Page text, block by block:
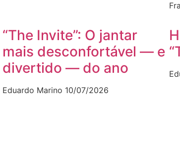
“The Invite”: O jantar
mais desconfortável — e
divertido — do ano
Eduardo Marino 10/07/2026